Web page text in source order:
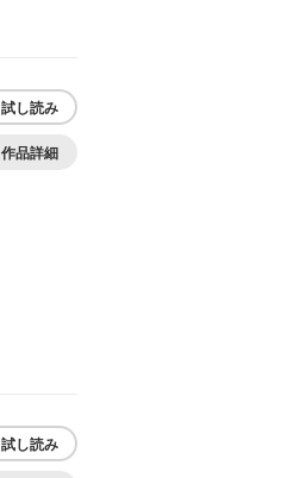
試し読み
作品詳細
試し読み